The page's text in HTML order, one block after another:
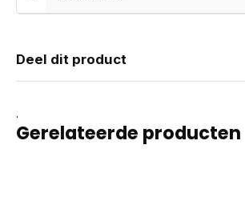
Deel dit product
.
Gerelateerde producten